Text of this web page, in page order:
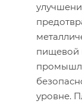
пищевой
уровне.